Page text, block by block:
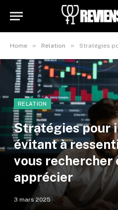
Home » Relation » Stratégies pour inciter un
RELATION
Stratégies pour
évitant à
vous rechercher
apprécier
3 mars 2025